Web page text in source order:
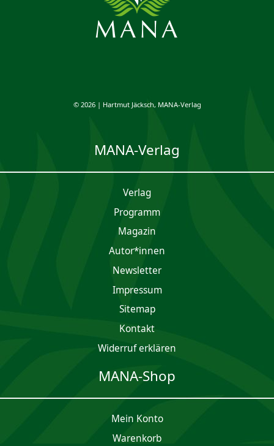
© 2026 | Hartmut Jäcksch, MANA-Verlag
MANA-Verlag
Verlag
Programm
Magazin
Autor*innen
Newsletter
Impres­sum
Sitemap
Kontakt
Widerruf erklären
MANA-Shop
Mein Konto
Waren­korb